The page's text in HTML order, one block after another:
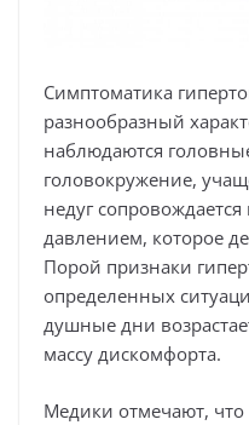
Симптоматика
разнообразный
наблюдаются
головокружение,
недуг
давлением, которое
Порой признаки
определенных
душные дни
массу дискомфорта.
Медики отмечают, что